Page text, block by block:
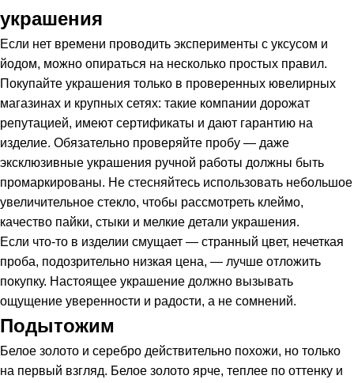
украшения
Если нет времени проводить эксперименты с уксусом и
йодом, можно опираться на несколько простых правил.
Покупайте украшения только в проверенных ювелирных
магазинах и крупных сетях: такие компании дорожат
репутацией, имеют сертификаты и дают гарантию на
изделие. Обязательно проверяйте пробу — даже
эксклюзивные украшения ручной работы должны быть
промаркированы. Не стесняйтесь использовать небольшое
увеличительное стекло, чтобы рассмотреть клеймо,
качество пайки, стыки и мелкие детали украшения.
Если что-то в изделии смущает — странный цвет, нечеткая
проба, подозрительно низкая цена, — лучше отложить
покупку. Настоящее украшение должно вызывать
ощущение уверенности и радости, а не сомнений.
Подытожим
Белое золото и серебро действительно похожи, но только
на первый взгляд. Белое золото ярче, теплее по оттенку и